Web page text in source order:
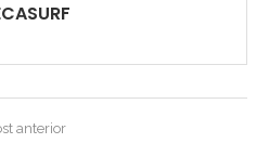
anterior